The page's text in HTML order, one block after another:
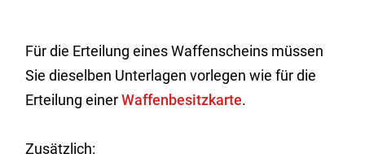
Für die Erteilung eines Waffenscheins müssen
Sie dieselben Unterlagen vorlegen wie für die
Erteilung einerWaffenbesitzkarte.
Zusätzlich: